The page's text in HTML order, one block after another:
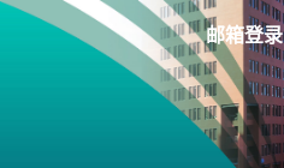
邮箱登录